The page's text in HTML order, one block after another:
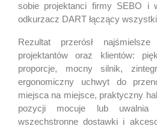
sobie projektanci firmy SEBO i
odkurzacz DART łączący
Rezultat przerósł
projektantów oraz klientów:
proporcje, mocny silnik,
ergonomiczny uchwyt do
miejsca na miejsce, praktyczny
pozycji mocuje lub
wszechstronne dostawki i